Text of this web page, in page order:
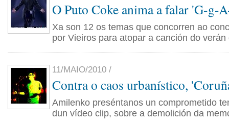
O Puto Coke anima a falar 'G-g-
Xa son 12 os temas que concorren ao
por Vieiros para atopar a canción do verán
11/MAIO/2010 /
Contra o caos urbanístico,
Amilenko preséntanos un comprometido
dun vídeo clip, sobre a demolición da